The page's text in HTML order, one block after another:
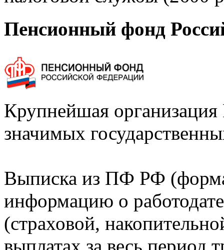
Пенсионный фонд
Крупнейшая
значимых
Выписка из ПФ РФ
информацию о
(страховой,
выплатах за весь период